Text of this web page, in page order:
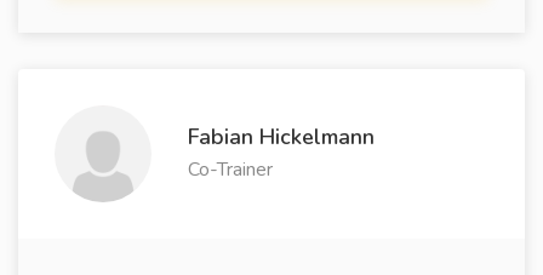
Fabian Hickelmann
Co-Trainer